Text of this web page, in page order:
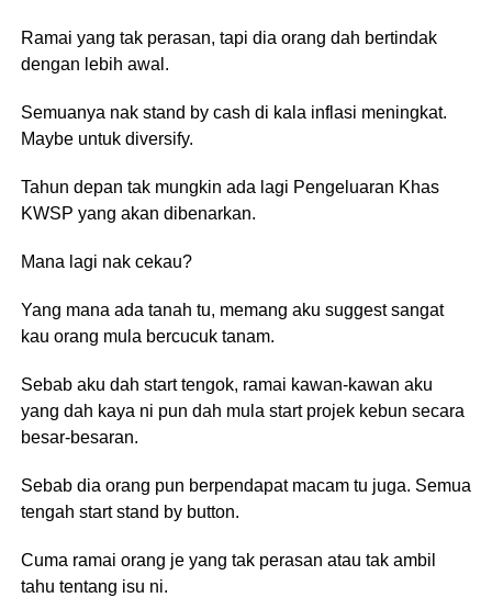
Ramai yang tak perasan, tapi dia orang dah bertindak
dengan lebih awal.
Semuanya nak stand by cash di kala inflasi meningkat.
Maybe untuk diversify.
Tahun depan tak mungkin ada lagi Pengeluaran Khas
KWSP yang akan dibenarkan.
Mana lagi nak cekau?
Yang mana ada tanah tu, memang aku suggest sangat
kau orang mula bercucuk tanam.
Sebab aku dah start tengok, ramai kawan-kawan aku
yang dah kaya ni pun dah mula start projek kebun secara
besar-besaran.
Sebab dia orang pun berpendapat macam tu juga. Semua
tengah start stand by button.
Cuma ramai orang je yang tak perasan atau tak ambil
tahu tentang isu ni.